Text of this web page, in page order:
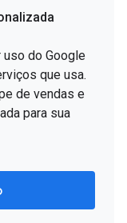
do Google
que usa.
de vendas e
para sua